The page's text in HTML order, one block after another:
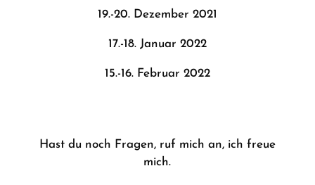
19.-20. Dezember 2021
17.-18. Januar 2022
15.-16. Februar 2022
Hast du noch Fragen, ruf mich an, ich freue
mich.